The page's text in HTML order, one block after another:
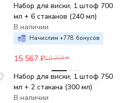
Набор для виски, 1 штоф 700
мл + 6 стаканов (240 мл)
В наличии
Начислим +778 бонусов
15 567 ₽18 259 ₽
-15%
Набор для виски, 1 штоф 750
мл + 2 стакана (300 мл)
В наличии